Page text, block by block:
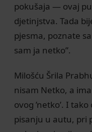
pokušaja — ovaj
djetinjstva. Tada
pjesma, poznate
sam ja netko”.
Milošću Šrila
nisam Netko, a
ovog ’netko’. I
pisanju u autu, pri